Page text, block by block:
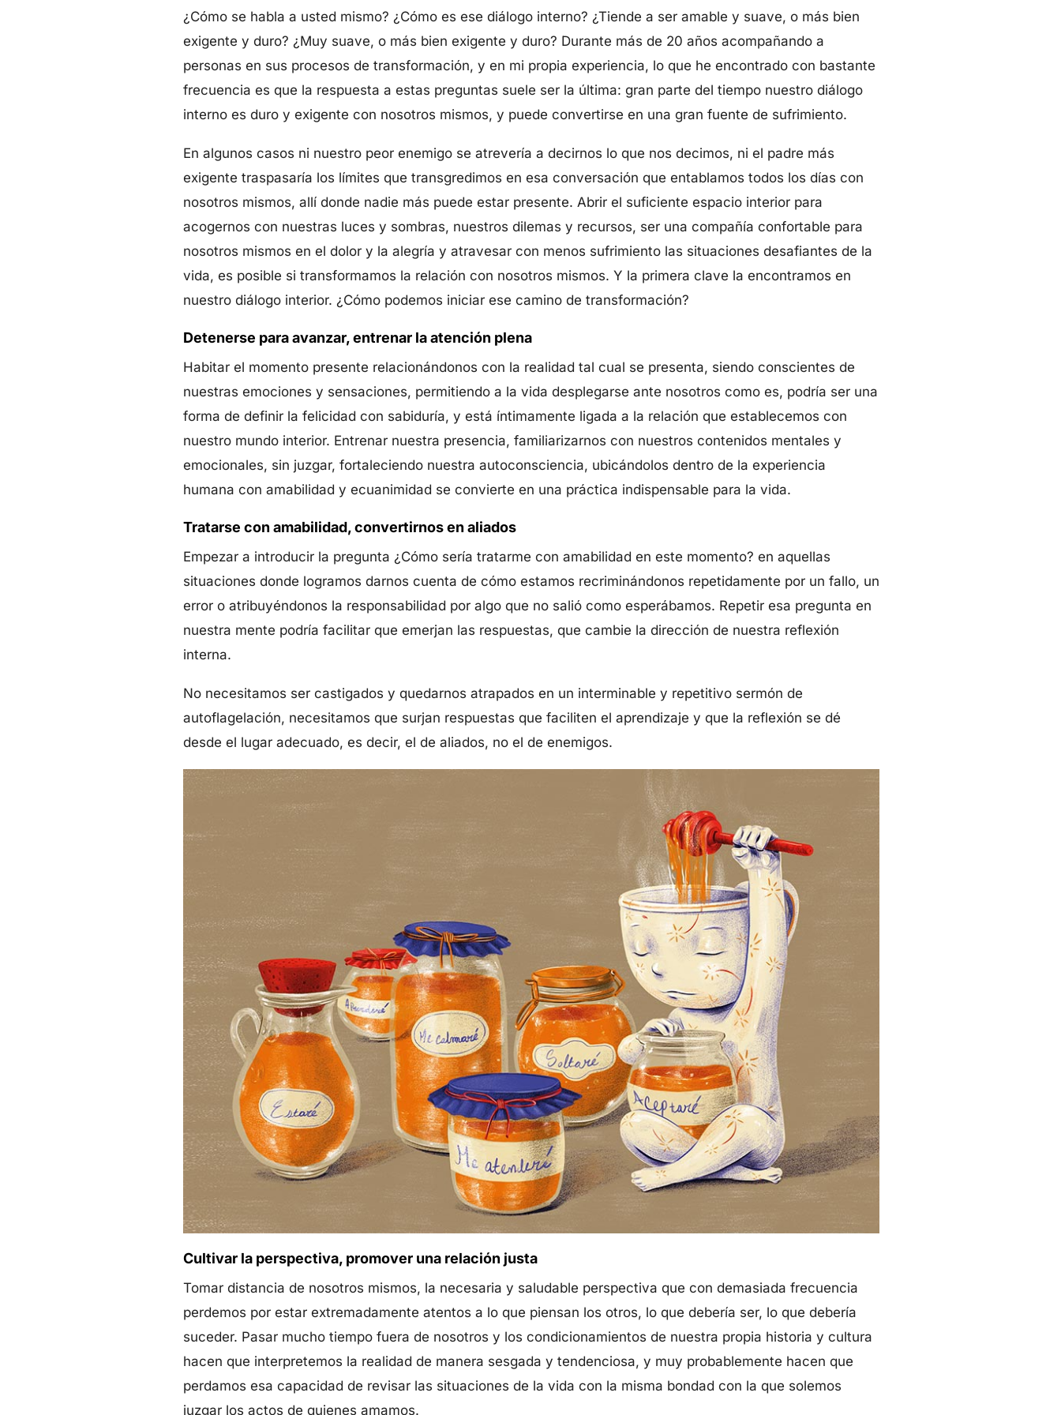
¿Cómo se habla a usted mismo? ¿Cómo es ese diálogo interno? ¿Tiende a ser amable y suave, o más bien
exigente y duro? ¿Muy suave, o más bien exigente y duro? Durante más de 20 años acompañando a
personas en sus procesos de transformación, y en mi propia experiencia, lo que he encontrado con bastante
frecuencia es que la respuesta a estas preguntas suele ser la última: gran parte del tiempo nuestro diálogo
interno es duro y exigente con nosotros mismos, y puede convertirse en una gran fuente de sufrimiento.
En algunos casos ni nuestro peor enemigo se atrevería a decirnos lo que nos decimos, ni el padre más
exigente traspasaría los límites que transgredimos en esa conversación que entablamos todos los días con
nosotros mismos, allí donde nadie más puede estar presente. Abrir el suficiente espacio interior para
acogernos con nuestras luces y sombras, nuestros dilemas y recursos, ser una compañía confortable para
nosotros mismos en el dolor y la alegría y atravesar con menos sufrimiento las situaciones desafiantes de la
vida, es posible si transformamos la relación con nosotros mismos. Y la primera clave la encontramos en
nuestro diálogo interior. ¿Cómo podemos iniciar ese camino de transformación?
Detenerse para avanzar, entrenar la atención plena
Habitar el momento presente relacionándonos con la realidad tal cual se presenta, siendo conscientes de
nuestras emociones y sensaciones, permitiendo a la vida desplegarse ante nosotros como es, podría ser una
forma de definir la felicidad con sabiduría, y está íntimamente ligada a la relación que establecemos con
nuestro mundo interior. Entrenar nuestra presencia, familiarizarnos con nuestros contenidos mentales y
emocionales, sin juzgar, fortaleciendo nuestra autoconsciencia, ubicándolos dentro de la experiencia
humana con amabilidad y ecuanimidad se convierte en una práctica indispensable para la vida.
Tratarse con amabilidad, convertirnos en aliados
Empezar a introducir la pregunta ¿Cómo sería tratarme con amabilidad en este momento? en aquellas
situaciones donde logramos darnos cuenta de cómo estamos recriminándonos repetidamente por un fallo, un
error o atribuyéndonos la responsabilidad por algo que no salió como esperábamos. Repetir esa pregunta en
nuestra mente podría facilitar que emerjan las respuestas, que cambie la dirección de nuestra reflexión
interna.
No necesitamos ser castigados y quedarnos atrapados en un interminable y repetitivo sermón de
autoflagelación, necesitamos que surjan respuestas que faciliten el aprendizaje y que la reflexión se dé
desde el lugar adecuado, es decir, el de aliados, no el de enemigos.
Cultivar la perspectiva, promover una relación justa
Tomar distancia de nosotros mismos, la necesaria y saludable perspectiva que con demasiada frecuencia
perdemos por estar extremadamente atentos a lo que piensan los otros, lo que debería ser, lo que debería
suceder. Pasar mucho tiempo fuera de nosotros y los condicionamientos de nuestra propia historia y cultura
hacen que interpretemos la realidad de manera sesgada y tendenciosa, y muy probablemente hacen que
perdamos esa capacidad de revisar las situaciones de la vida con la misma bondad con la que solemos
juzgar los actos de quienes amamos.